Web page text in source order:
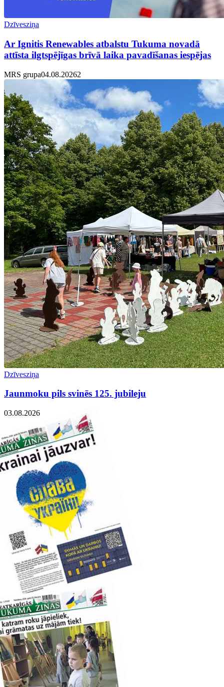
Dzīvesziņa
Ar Ignitis Renewables atbalstu Tukuma novadā
attīsta ilgtspējīgas brīvā laika pavadīšanas iespējas
MRS grupa04.08.20262
Dzīvesziņa
Jaunmoku pils svinēs 125. jubileju
03.08.2026